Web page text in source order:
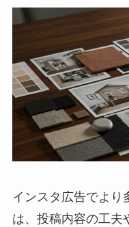
インスタ広告でより
は、投稿内容の工夫